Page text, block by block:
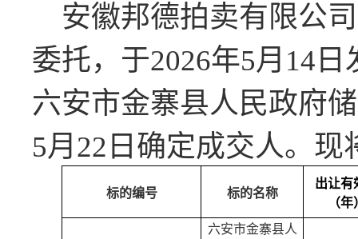
安徽邦德拍卖有限公
委托，于2026年5月14
六安市金寨县人民政府
5月22日确定成交人。
标的编号 标的名称
出让有
（年
六安市金寨县人